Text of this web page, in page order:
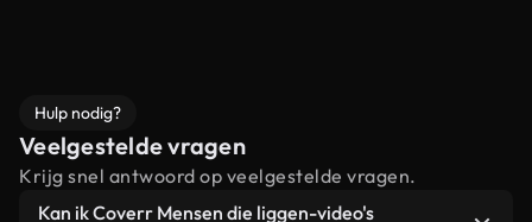
Hulp nodig?
Veelgestelde vragen
Krijg snel antwoord op veelgestelde vragen.
Kan ik Coverr Mensen die liggen-video's